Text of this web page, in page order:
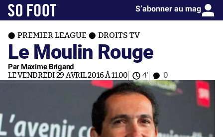
S’abonner au mag
PREMIER LEAGUE DROITS TV
Le Moulin Rouge
Par Maxime Brigand
LE VENDREDI 29 AVRIL 2016 À 11:00 4' 0